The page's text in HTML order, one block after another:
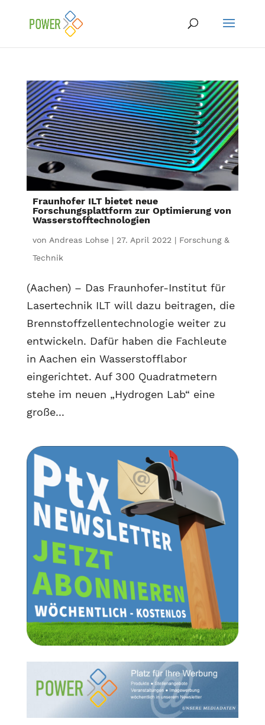
Fraunhofer ILT bietet neue
Forschungsplattform zur Optimierung von
Wasserstofftechnologien
von Andreas Lohse| 27. April 2022 | Forschung &
Technik
(Aachen) – Das Fraunhofer-Institut für
Lasertechnik ILT will dazu beitragen, die
Brennstoffzellentechnologie weiter zu
entwickeln. Dafür haben die Fachleute
in Aachen ein Wasserstofflabor
eingerichtet. Auf 300 Quadratmetern
stehe im neuen „Hydrogen Lab“ eine
große...